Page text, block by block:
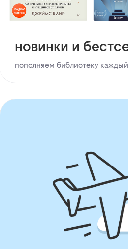
новинки и
пополняем библиотеку